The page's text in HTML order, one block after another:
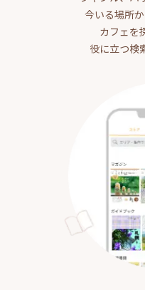
今いる場所
カフェを
役に立つ検